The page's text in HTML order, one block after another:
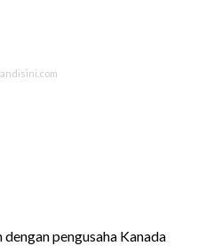
pengusaha Kanada